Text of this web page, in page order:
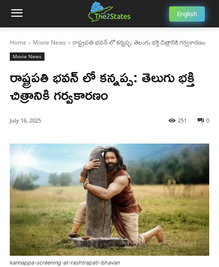
English
Home Movie News రాష్ట్రపతి భవన్ లో కన్నప్ప: తెలుగు భక్తి చిత్రానికి గర్వకారణం
Movie News
రాష్ట్రపతి భవన్ లో కన్నప్ప: తెలుగు భక్తి
చిత్రానికి గర్వకారణం
July 16, 2025 0
251
kannappa-screening-at-rashtrapati-bhavan